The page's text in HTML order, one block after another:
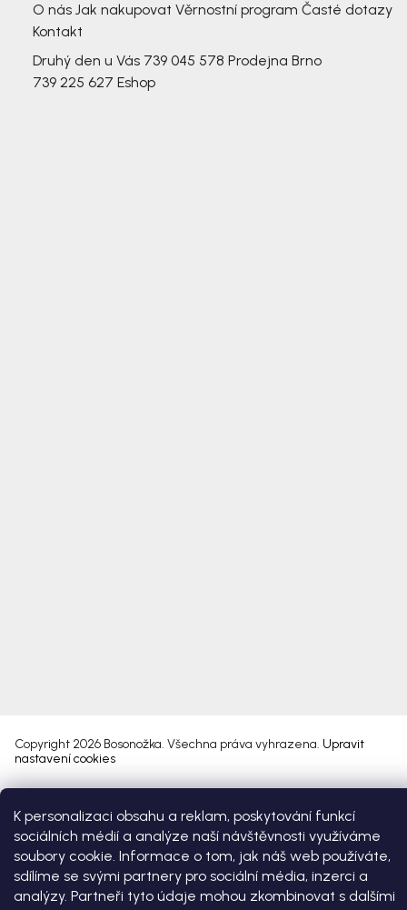
K personalizaci obsahu a reklam, poskytování funkcí
sociálních médií a analýze naší návštěvnosti využíváme
soubory cookie. Informace o tom, jak náš web používáte,
sdílíme se svými partnery pro sociální média, inzerci a
analýzy. Partneři tyto údaje mohou zkombinovat s dalšími
O nás Jak nakupovat Věrnostní program Časté dotazy
Kontakt
Druhý den u Vás 739 045 578 Prodejna Brno
739 225 627 Eshop
Copyright 2026 Bosonožka. Všechna práva vyhrazena. Upravit
nastavení cookies